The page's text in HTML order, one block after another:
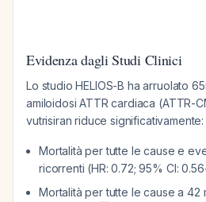
Evidenza dagli Studi Clinici
Lo studio HELIOS-B ha arruolato
amiloidosi ATTR cardiaca (ATTR-
vutrisiran riduce significativamente:
Mortalità per tutte le cause e
ricorrenti (HR: 0.72; 95% CI:
Mortalità per tutte le cause a 42